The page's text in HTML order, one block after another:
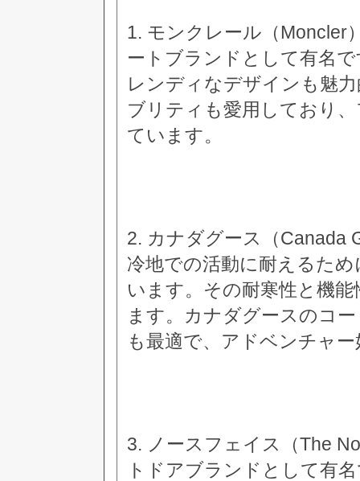
1. モンクレール（Moncler
ートブランドとして有名
レンディなデザインも魅
ブリティも愛用しており
ています。
2. カナダグース（Canada
冷地での活動に耐えるた
います。その耐寒性と機
ます。カナダグースのコ
も最適で、アドベンチャ
3. ノースフェイス（The
トドアブランドとして有